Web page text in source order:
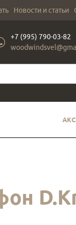
Новости и статьи
+7 (995) 790-03-82